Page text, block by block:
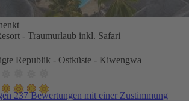
- Traumurlaub inkl. Safari
Republik - Ostküste - Kiwengwa
237 Bewertungen mit einer Zustimmung